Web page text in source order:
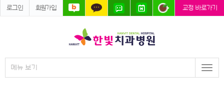
로그인 회원가입 교정 바로가기
메뉴 보기